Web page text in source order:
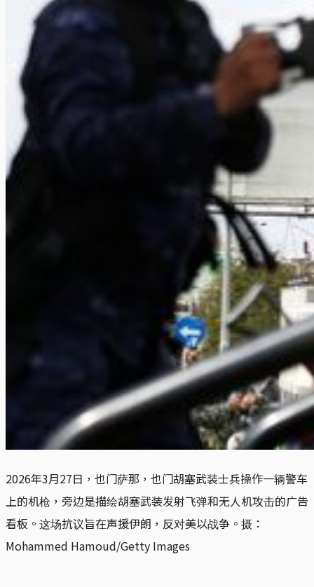
2026年3月27日，也门萨那，也门胡塞武装士兵操作一辆警车
上的机枪，旁边是描绘胡塞武装发射飞弹和无人机攻击的广告
看板。这场抗议旨在声援伊朗，反对美以战争。摄：
Mohammed Hamoud/Getty Images